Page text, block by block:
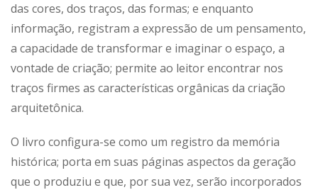
das cores, dos traços, das formas; e enquanto
informação, registram a expressão de um pensamento,
a capacidade de transformar e imaginar o espaço, a
vontade de criação; permite ao leitor encontrar nos
traços firmes as características orgânicas da criação
arquitetônica.
O livro configura-se como um registro da memória
histórica; porta em suas páginas aspectos da geração
que o produziu e que, por sua vez, serão incorporados